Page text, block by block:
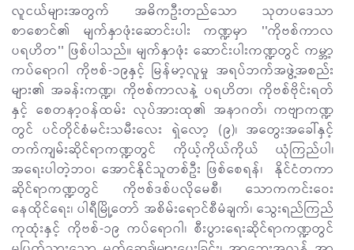
လူငယ်များအတွက် အဓိကဦးတည်သော သုတပဒေသာ
စာစောင်၏ မျက်နှာဖုံးဆောင်းပါး ကဏ္ဍမှာ ''ကိုဗစ်ကာလ
ပရဟိတ'' ဖြစ်ပါသည်။ မျက်နှာဖုံး ဆောင်းပါးကဏ္ဍတွင် ကမ္ဘာ့
ကပ်ရောဂါ ကိုဗစ်-၁၉နှင့် မြန်မာ့လူမှု အရပ်ဘက်အဖွဲ့အစည်း
များ၏ အခန်းကဏ္ဍ၊ ကိုဗစ်ကာလနဲ့ ပရဟိတ၊ ကိုဗစ်ဗိုင်းရတ်
နှင့် စေတနာ့ဝန်ထမ်း လုပ်အားထု၏ အနာဂတ်၊ ကဗျာကဏ္ဍ
တွင် ပင်တိုင်စံမင်းသမီးလေး ရှဲလော့ (၉)၊ အတွေးအခေါ်နှင့်
တက်ကျမ်းဆိုင်ရာကဏ္ဍတွင် ကိုယ့်ကိုယ်ကိုယ် ယုံကြည်ပါ၊
အရေးပါတဲ့ဘဝ၊ အောင်နိုင်သူတစ်ဦး ဖြစ်စေရန်၊ နိုင်ငံတကာ
ဆိုင်ရာကဏ္ဍတွင် ကိုဗစ်ဒစ်ပလိုမေစီ၊ သောကကင်းဝေး
နေထိုင်ရေး၊ ပါရီမြို့တော် အစိမ်းရောင်စီမံချက်၊ သွေးရည်ကြည်
ကုထုံးနှင့် ကိုဗစ်-၁၉ ကပ်ရောဂါ၊ စီးပွားရေးဆိုင်ရာကဏ္ဍတွင်